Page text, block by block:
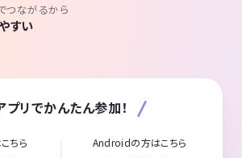
つながるから
すい
プリでかんたん参加！
ちら Androidの方はこちら